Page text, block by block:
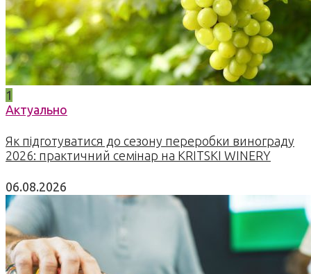
1
Актуально
Як підготуватися до сезону переробки винограду
2026: практичний семінар на KRITSKI WINERY
06.08.2026